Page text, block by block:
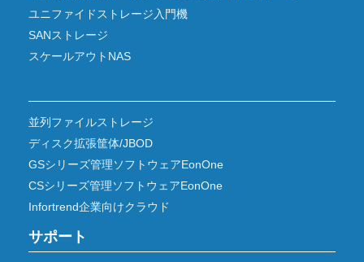
ユニファイドストレージ入門機
SANストレージ
スケールアウトNAS
並列ファイルストレージ
ディスク拡張筐体/JBOD
GSシリーズ管理ソフトウェアEonOne
CSシリーズ管理ソフトウェアEonOne
Infortrend企業向けクラウド
サポート